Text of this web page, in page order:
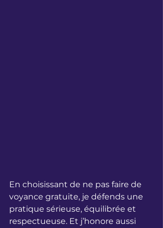
En choisissant de ne pas faire de
voyance gratuite, je défends une
pratique sérieuse, équilibrée et
respectueuse. Et j’honore aussi